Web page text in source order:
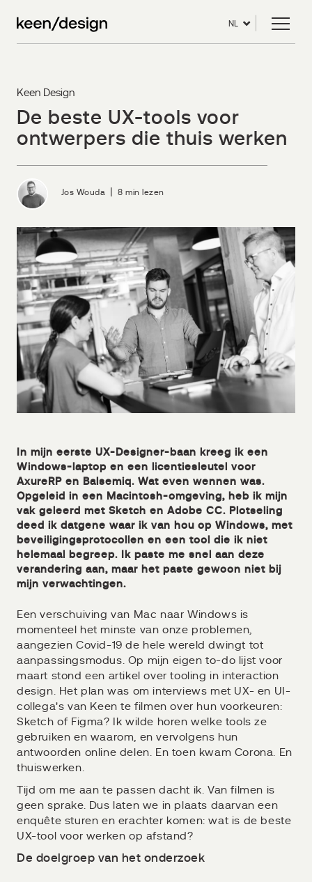
NL
Keen Design
De beste UX-tools voor
ontwerpers die thuis werken
Jos Wouda 8 min lezen
In mijn eerste UX-Designer-baan kreeg ik een
Windows-laptop en een licentiesleutel voor
AxureRP en Balsemiq. Wat even wennen was.
Opgeleid in een Macintosh-omgeving, heb ik mijn
vak geleerd met Sketch en Adobe CC. Plotseling
deed ik datgene waar ik van hou op Windows, met
beveiligingsprotocollen en een tool die ik niet
helemaal begreep. Ik paste me snel aan deze
verandering aan, maar het paste gewoon niet bij
mijn verwachtingen.
Een verschuiving van Mac naar Windows is
momenteel het minste van onze problemen,
aangezien Covid-19 de hele wereld dwingt tot
aanpassingsmodus. Op mijn eigen to-do lijst voor
maart stond een artikel over tooling in interaction
design. Het plan was om interviews met UX- en UI-
collega's van Keen te filmen over hun voorkeuren:
Sketch of Figma? Ik wilde horen welke tools ze
gebruiken en waarom, en vervolgens hun
antwoorden online delen. En toen kwam Corona. En
thuiswerken.
Tijd om me aan te passen dacht ik. Van filmen is
geen sprake. Dus laten we in plaats daarvan een
enquête sturen en erachter komen: wat is de beste
UX-tool voor werken op afstand?
De doelgroep van het onderzoek